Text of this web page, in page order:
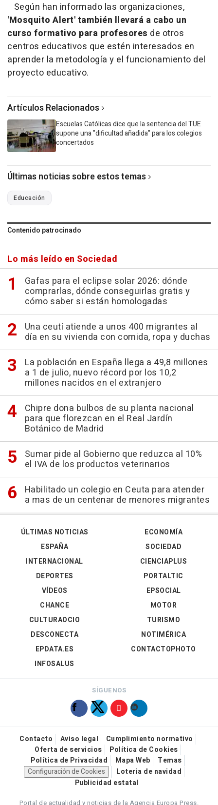
Según han informado las organizaciones,
'Mosquito Alert' también llevará a cabo un
curso formativo para profesores de otros
centros educativos que estén interesados en
aprender la metodología y el funcionamiento del
proyecto educativo.
Artículos Relacionados
Escuelas Católicas dice que la sentencia del TUE
supone una "dificultad añadida" para los colegios
concertados
Últimas noticias sobre estos temas
Educación
Contenido patrocinado
Lo más leído en Sociedad
Gafas para el eclipse solar 2026: dónde
comprarlas, dónde conseguirlas gratis y
cómo saber si están homologadas
Una ceutí atiende a unos 400 migrantes al
día en su vivienda con comida, ropa y duchas
La población en España llega a 49,8 millones
a 1 de julio, nuevo récord por los 10,2
millones nacidos en el extranjero
Chipre dona bulbos de su planta nacional
para que florezcan en el Real Jardín
Botánico de Madrid
Sumar pide al Gobierno que reduzca al 10%
el IVA de los productos veterinarios
Habilitado un colegio en Ceuta para atender
a mas de un centenar de menores migrantes
ÚLTIMAS NOTICIAS
ESPAÑA
INTERNACIONAL
DEPORTES
VÍDEOS
ECONOMÍA
SOCIEDAD
CIENCIAPLUS
PORTALTIC
EPSOCIAL
CHANCE
CULTURAOCIO
DESCONECTA
EPDATA.ES
INFOSALUS
MOTOR
TURISMO
NOTIMÉRICA
CONTACTOPHOTO
SÍGUENOS
Contacto Aviso legal
Cumplimiento normativo
Oferta de servicios
Política de Cookies
Política de Privacidad
Mapa Web
Temas
Configuración de Cookies
Loteria de navidad
Publicidad estatal
Portal de actualidad y noticias de la Agencia Europa Press.